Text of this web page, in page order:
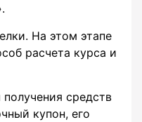
На этом этапе
расчета курса и
средств
купон, его